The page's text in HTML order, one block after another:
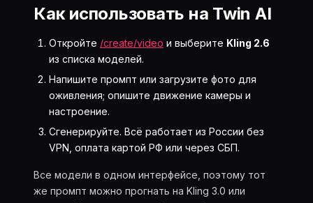
Как использовать на Twin AI
Откройте /create/video и выберите Kling 2.6
из списка моделей.
Напишите промпт или загрузите фото для
оживления; опишите движение камеры и
настроение.
Сгенерируйте. Всё работает из России без
VPN, оплата картой РФ или через СБП.
Все модели в одном интерфейсе, поэтому тот
же промпт можно прогнать на Kling 3.0 или